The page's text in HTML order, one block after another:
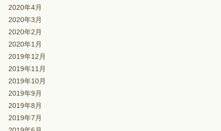
2020年4月
2020年3月
2020年2月
2020年1月
2019年12月
2019年11月
2019年10月
2019年9月
2019年8月
2019年7月